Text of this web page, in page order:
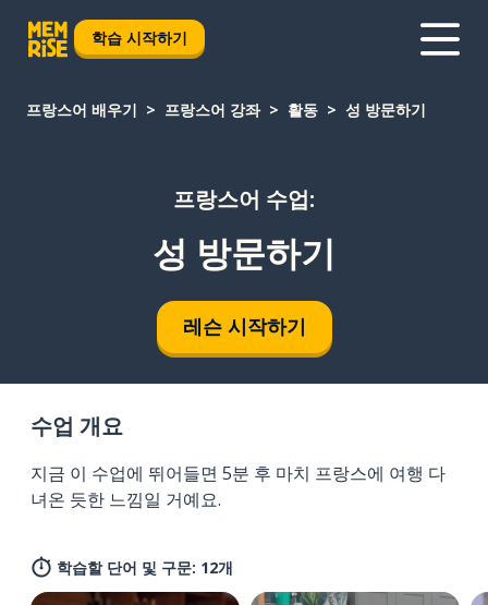
학습 시작하기
프랑스어 배우기 프랑스어 강좌 활동 성 방문하기
프랑스어 수업:
성 방문하기
레슨 시작하기
수업 개요
지금 이 수업에 뛰어들면 5분 후 마치 프랑스에 여행 다
녀온 듯한 느낌일 거예요.
학습할 단어 및 구문: 12개